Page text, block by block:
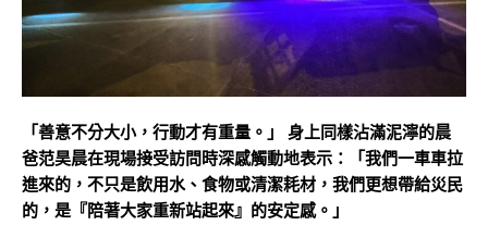
「善意不分大小，行動才有重量。」 身上同樣沾滿泥濘的晨
爸范昊晨在現場接受訪問時深感觸動地表示：「我們一車車拉
進來的，不只是飲用水、食物或清潔耗材，我們更想帶給災民
的，是『陪著大家重新站起來』的安定感。」